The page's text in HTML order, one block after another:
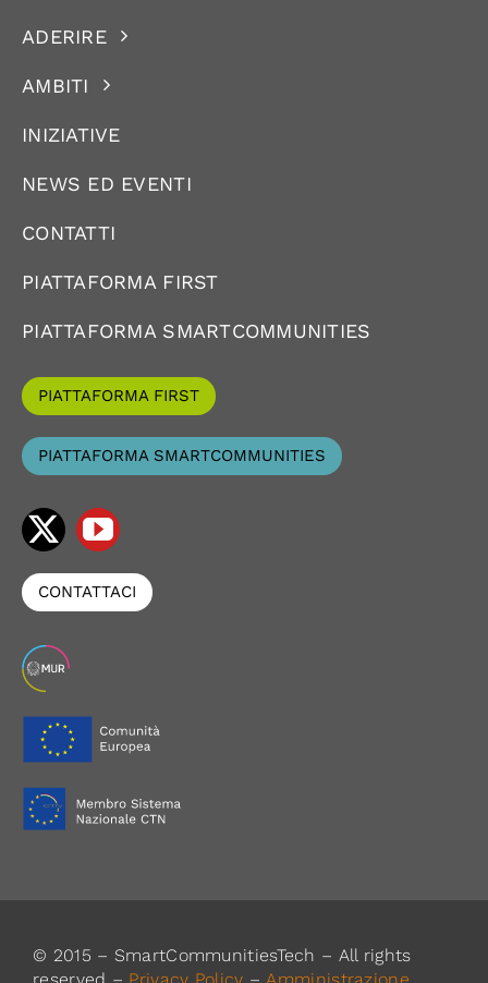
ADERIRE
AMBITI
INIZIATIVE
NEWS ED EVENTI
CONTATTI
PIATTAFORMA FIRST
PIATTAFORMA SMARTCOMMUNITIES
PIATTAFORMA FIRST
PIATTAFORMA SMARTCOMMUNITIES
CONTATTACI
© 2015 – SmartCommunitiesTech – All rights